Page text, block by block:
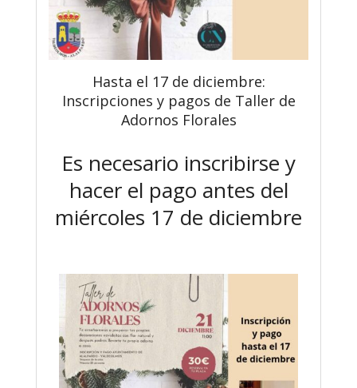
Hasta el 17 de diciembre:
Inscripciones y pagos de Taller de
Adornos Florales
Es necesario inscribirse y
hacer el pago antes del
miércoles 17 de diciembre